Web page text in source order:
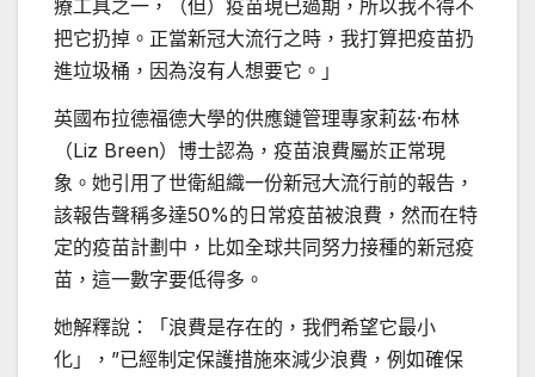
療工具之一，（但）疫苗現已過期，所以我不得不
把它扔掉。正當新冠大流行之時，我打算把疫苗扔
進垃圾桶，因為沒有人想要它。」
英國布拉德福德大學的供應鏈管理專家莉茲·布林
（Liz Breen）博士認為，疫苗浪費屬於正常現
象。她引用了世衛組織一份新冠大流行前的報告，
該報告聲稱多達50%的日常疫苗被浪費，然而在特
定的疫苗計劃中，比如全球共同努力接種的新冠疫
苗，這一數字要低得多。
她解釋說：「浪費是存在的，我們希望它最小
化」，”已經制定保護措施來減少浪費，例如確保